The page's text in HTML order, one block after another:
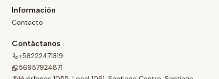
Información
Contacto
Contáctanos
+56222471319
56957924871